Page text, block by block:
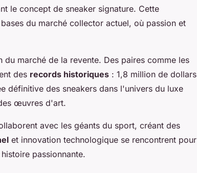
le concept de sneaker signature. Cette
du marché collector actuel, où passion et
marché de la revente. Des paires comme les
des records historiques : 1,8 million de dollars
définitive des sneakers dans l'univers du luxe
œuvres d'art.
avec les géants du sport, créant des
et innovation technologique se rencontrent pour
passionnante.